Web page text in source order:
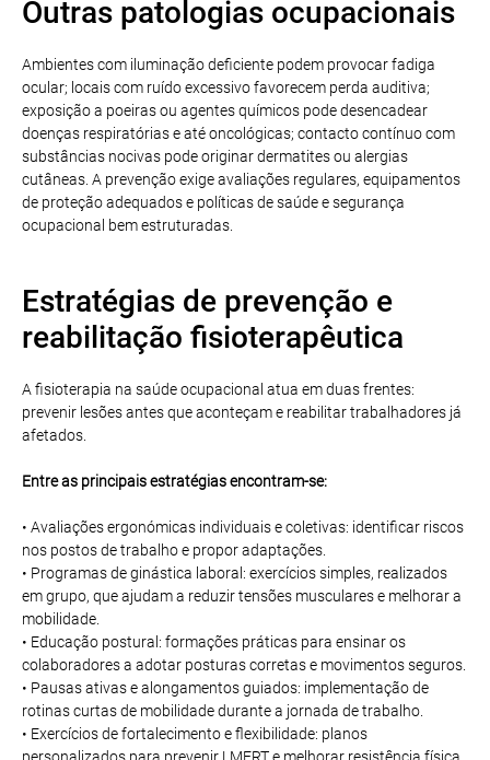
Outras patologias ocupacionais
Ambientes com iluminação deficiente podem provocar fadiga
ocular; locais com ruído excessivo favorecem perda auditiva;
exposição a poeiras ou agentes químicos pode desencadear
doenças respiratórias e até oncológicas; contacto contínuo com
substâncias nocivas pode originar dermatites ou alergias
cutâneas. A prevenção exige avaliações regulares, equipamentos
de proteção adequados e políticas de saúde e segurança
ocupacional bem estruturadas.
Estratégias de prevenção e
reabilitação fisioterapêutica
A fisioterapia na saúde ocupacional atua em duas frentes:
prevenir lesões antes que aconteçam e reabilitar trabalhadores já
afetados.
Entre as principais estratégias encontram-se:
• Avaliações ergonómicas individuais e coletivas: identificar riscos
nos postos de trabalho e propor adaptações.
• Programas de ginástica laboral: exercícios simples, realizados
em grupo, que ajudam a reduzir tensões musculares e melhorar a
mobilidade.
• Educação postural: formações práticas para ensinar os
colaboradores a adotar posturas corretas e movimentos seguros.
• Pausas ativas e alongamentos guiados: implementação de
rotinas curtas de mobilidade durante a jornada de trabalho.
• Exercícios de fortalecimento e flexibilidade: planos